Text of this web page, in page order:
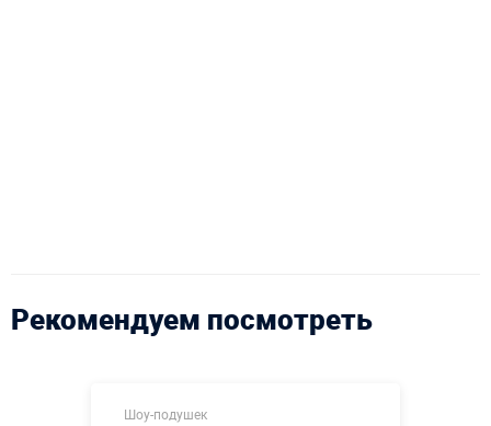
Рекомендуем посмотреть
Шоу-подушек